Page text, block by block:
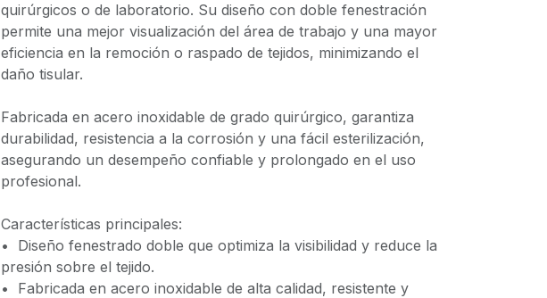
quirúrgicos o de laboratorio. Su diseño con doble fenestración
permite una mejor visualización del área de trabajo y una mayor
eficiencia en la remoción o raspado de tejidos, minimizando el
daño tisular.
Fabricada en acero inoxidable de grado quirúrgico, garantiza
durabilidad, resistencia a la corrosión y una fácil esterilización,
asegurando un desempeño confiable y prolongado en el uso
profesional.
Características principales:
•⁠ ⁠Diseño fenestrado doble que optimiza la visibilidad y reduce la
presión sobre el tejido.
•⁠ ⁠Fabricada en acero inoxidable de alta calidad, resistente y